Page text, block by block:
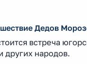
Дедов
встреча
народов.